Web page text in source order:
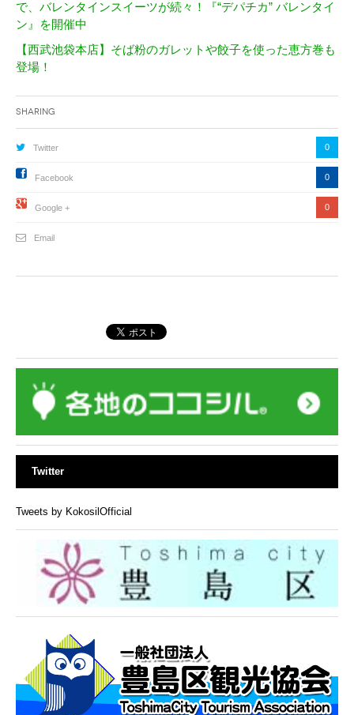
で、バレンタインスイーツが続々！『“デパチカ” バレンタイ
ン』を開催中
【西武池袋本店】そば粉のガレットや餃子を使った恵方巻も
登場！
Sharing
Twitter 0
Facebook 0
Google + 0
Email
Twitter
Tweets by KokosilOfficial